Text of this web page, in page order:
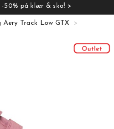
50% på klær & sko! >
Aery Track Low GTX